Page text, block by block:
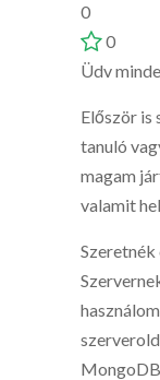
0
0
Üdv
Először is
tanuló
magam
valamit